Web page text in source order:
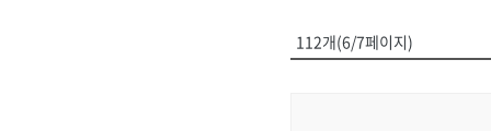
112개(6/7페이지)